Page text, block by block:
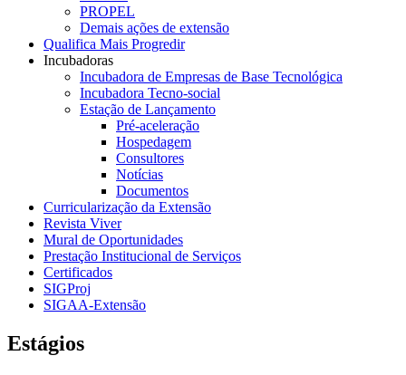
PROPEL
Demais ações de extensão
Qualifica Mais Progredir
Incubadoras
Incubadora de Empresas de Base Tecnológica
Incubadora Tecno-social
Estação de Lançamento
Pré-aceleração
Hospedagem
Consultores
Notícias
Documentos
Curricularização da Extensão
Revista Viver
Mural de Oportunidades
Prestação Institucional de Serviços
Certificados
SIGProj
SIGAA-Extensão
Estágios